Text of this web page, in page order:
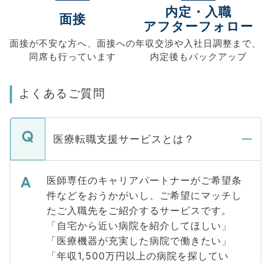
面接
面接が不安な方へ、 面接への
同席も行っています
内定・入職
アフターフォロー
年収交渉や入社日調整まで、
内定後もバックアップ
よくあるご質問
医療転職支援サービスとは？
医師専任のキャリアパートナーがご希望条
件などをおうかがいし、ご希望にマッチし
たご入職先をご紹介するサービスです。
「自宅から近い病院を紹介してほしい」
「医療機器が充実した病院で働きたい」
「年収1,500万円以上の病院を探してい